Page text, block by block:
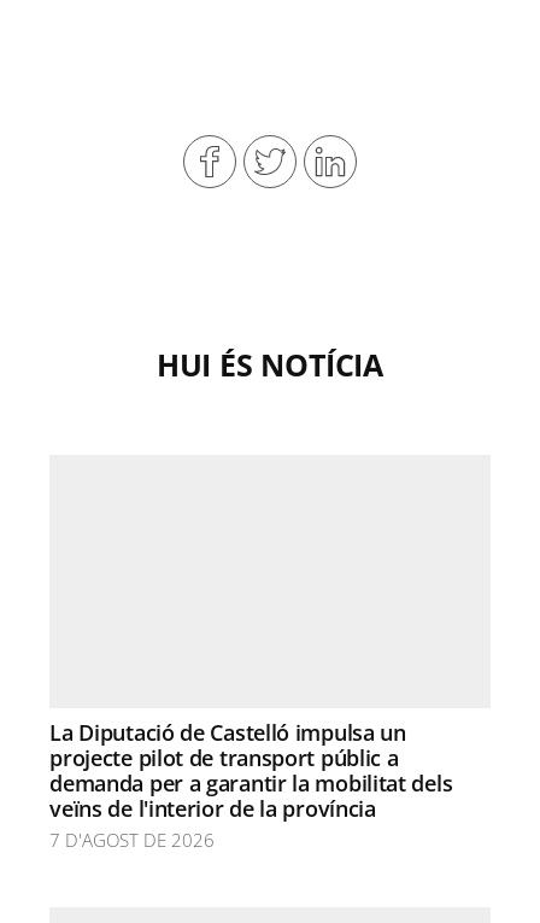
HUI ÉS NOTÍCIA
La Diputació de Castelló impulsa un
projecte pilot de transport públic a
demanda per a garantir la mobilitat dels
veïns de l'interior de la província
7 D'AGOST DE 2026